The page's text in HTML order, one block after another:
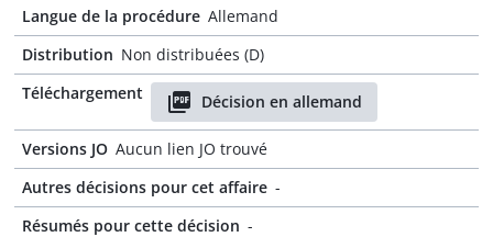
Langue de la procédure Allemand
Distribution Non distribuées (D)
Téléchargement
Décision en allemand
Versions JO Aucun lien JO trouvé
Autres décisions pour cet affaire -
Résumés pour cette décision -